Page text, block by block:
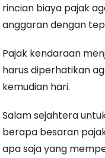
rincian biaya pajak
anggaran dengan
Pajak kendaraan
harus diperhatikan
kemudian hari.
Salam sejahtera
berapa besaran
apa saja yang